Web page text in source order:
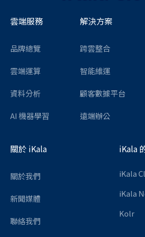
雲端服務
品牌總覽
雲端運算
資料分析
AI 機器學習
解決方案
跨雲整合
智能維運
顧客數據平台
遠端辦公
關於 iKala
關於我們
新聞媒體
聯絡我們
iKala
iKala
iKala
Kolr